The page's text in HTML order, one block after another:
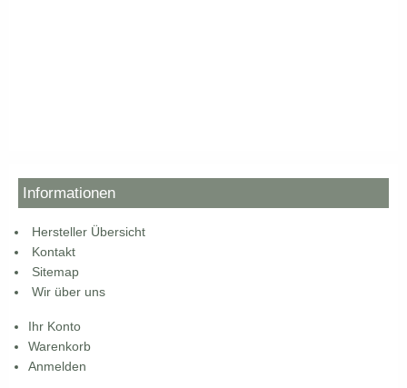
Informationen
Hersteller Übersicht
Kontakt
Sitemap
Wir über uns
Ihr Konto
Warenkorb
Anmelden